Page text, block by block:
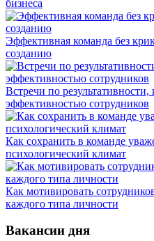
бизнеса
Эффективная команда без
созданию
Встречи по
эффективностью сотрудников
Как сохранить в команде
психологический климат
Как мотивировать
каждого типа личности
Вакансии дня